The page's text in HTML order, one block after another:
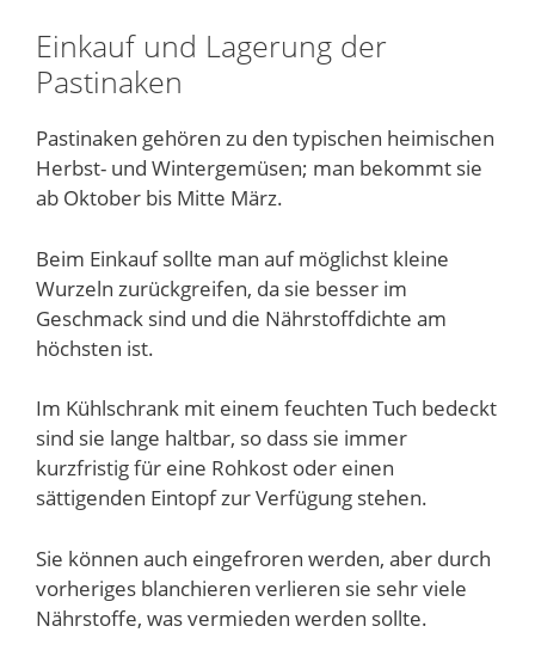
Einkauf und Lagerung der
Pastinaken
Pastinaken gehören zu den typischen heimischen
Herbst- und Wintergemüsen; man bekommt sie
ab Oktober bis Mitte März.
Beim Einkauf sollte man auf möglichst kleine
Wurzeln zurückgreifen, da sie besser im
Geschmack sind und die Nährstoffdichte am
höchsten ist.
Im Kühlschrank mit einem feuchten Tuch bedeckt
sind sie lange haltbar, so dass sie immer
kurzfristig für eine Rohkost oder einen
sättigenden Eintopf zur Verfügung stehen.
Sie können auch eingefroren werden, aber durch
vorheriges blanchieren verlieren sie sehr viele
Nährstoffe, was vermieden werden sollte.